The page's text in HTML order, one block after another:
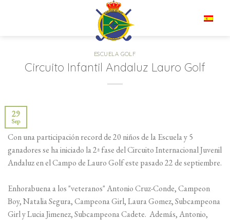
ESCUELA GOLF
Circuito Infantil Andaluz Lauro Golf
29
Sep
Con una participación record de 20 niños de la Escuela y 5
ganadores se ha iniciado la 2ª fase del Circuito Internacional Juvenil
Andaluz en el Campo de Lauro Golf este pasado 22 de septiembre.
Enhorabuena a los "veteranos" Antonio Cruz-Conde, Campeon
Boy, Natalia Segura, Campeona Girl, Laura Gomez, Subcampeona
Girl y Lucia Jimenez, Subcampeona Cadete. Además, Antonio,